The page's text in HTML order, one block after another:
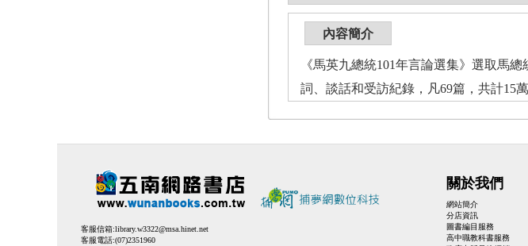
內容簡介
《馬英九總統101年言論選集》選取馬
詞、談話和受訪紀錄，凡69篇，共計15萬
客服信箱:library.w3322@msa.hinet.net
客服電話:(07)2351960
關於我們
網站簡介
分店資訊
圖書編目服務
高中職教科書服務